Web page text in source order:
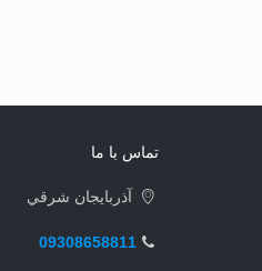
تماس با ما
آذربايجان شرقي
09308658811